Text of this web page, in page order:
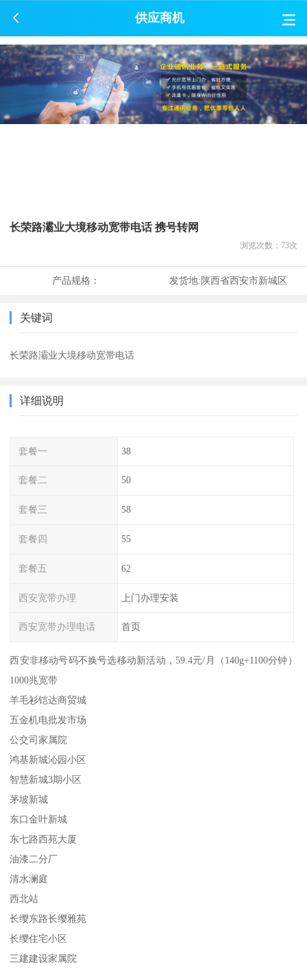
供应商机
长荣路灞业大境移动宽带电话 携号转网
浏览次数： 73次
产品规格： 发货地:陕西省西安市新城区
关键词
长荣路灞业大境移动宽带电话
详细说明
套餐一 38
套餐二 50
套餐三 58
套餐四 55
套餐五 62
西安宽带办理 上门办理安装
西安宽带办理电话 首页
西安非移动号码不换号选移动新活动，59.4元/月（140g+1100分钟）
1000兆宽带
羊毛衫铠达商贸城
五金机电批发市场
公交司家属院
鸿基新城沁园小区
智慧新城3期小区
茅坡新城
东口金叶新城
东七路西苑大厦
油漆二分厂
清水澜庭
西北站
长缨东路长缨雅苑
长缨住宅小区
三建建设家属院